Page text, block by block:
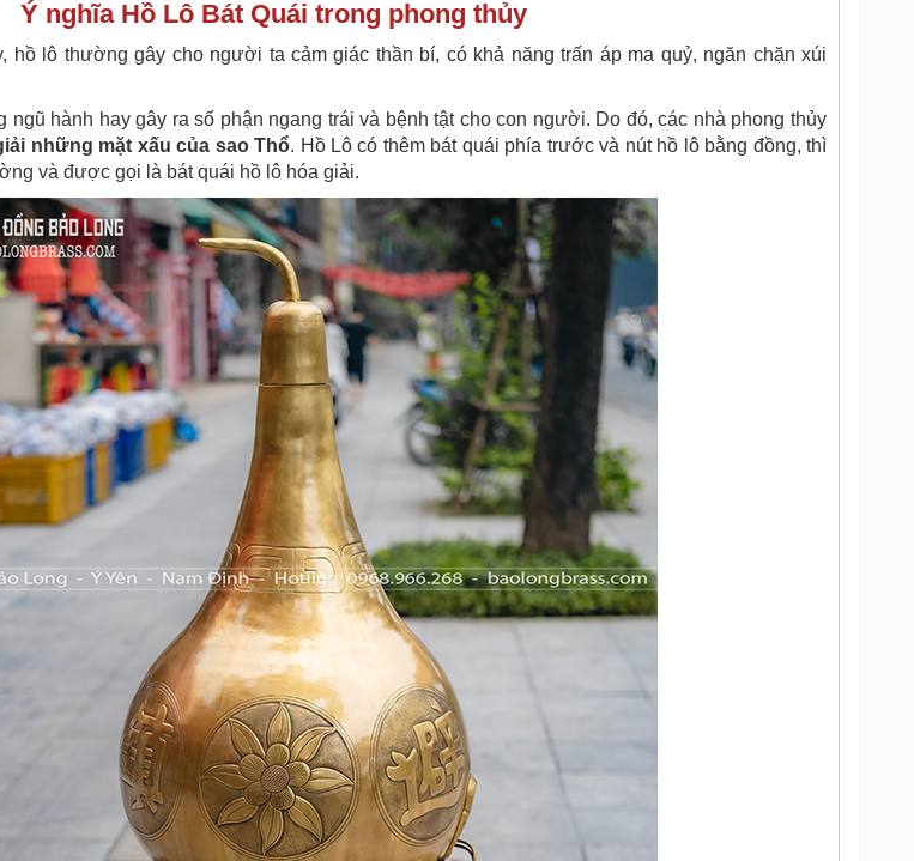
Ý nghĩa Hồ Lô Bát Quái trong phong thủy
hồ lô thường gây cho người ta cảm giác thần bí, có khả năng trấn áp ma quỷ, ngăn chặn xúi
ngũ hành hay gây ra số phận ngang trái và bệnh tật cho con người. Do đó, các nhà phong thủy
những mặt xấu của sao Thổ. Hồ Lô có thêm bát quái phía trước và nút hồ lô bằng đồng, thì
và được gọi là bát quái hồ lô hóa giải.